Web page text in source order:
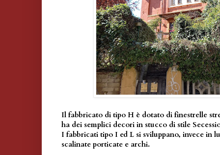
Il fabbricato di tipo H è dotato di finestrelle
ha dei semplici decori in stucco di stile
I fabbricati tipo I ed L si sviluppano, invece in
scalinate porticate e archi.